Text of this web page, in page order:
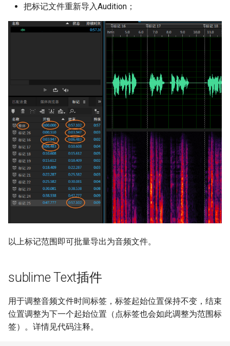
中年人自学英语的动力从哪儿
来？
国家和行业标准有版权吗？
把标记文件重新导入Audition；
以上标记范围即可批量导出为音频文件。
sublime Text插件
用于调整音频文件时间标签，标签起始位置保持不变，结束
位置调整为下一个起始位置（点标签也会如此调整为范围标
签）。详情见代码注释。